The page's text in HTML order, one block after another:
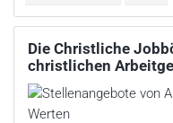
Die Christliche
christlichen